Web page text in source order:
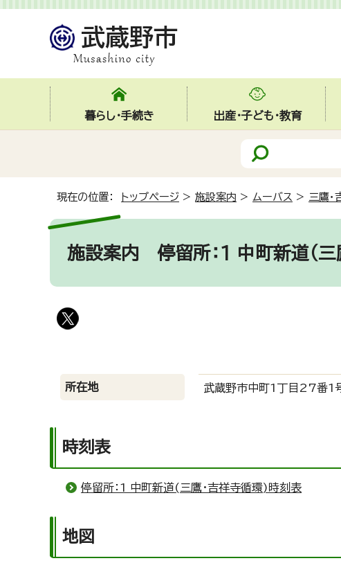
暮らし・手続き 出産・子ども・教育
現在の位置： トップページ > 施設案内 > ムーバス > 三鷹
施設案内 停留所：1 中町新道（三
所在地 武蔵野市中町1丁目27番1
時刻表
停留所：1 中町新道(三鷹・吉祥寺循環)時刻表
地図